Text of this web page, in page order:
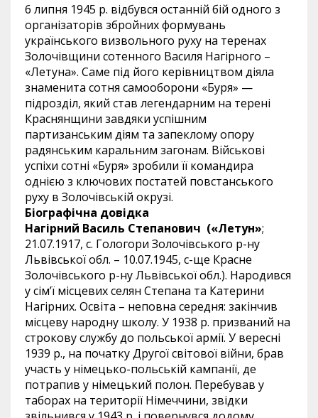
6 липня 1945 р. відбувся останній бій одного з
організаторів збройних формувань
українського визвольного руху на теренах
Золочівщини сотенного Василя Нагірного –
«Летуна». Саме під його керівництвом діяла
знаменита сотня самооборони «Буря» —
підрозділ, який став легендарним на терені
Краснянщини завдяки успішним
партизанським діям та запеклому опору
радянським каральним загонам. Військові
успіхи сотні «Буря» зробили її командира
однією з ключових постатей повстанського
руху в Золочівській окрузі.
Біографічна довідка
Нагірний Василь Степанович («Летун»;
21.07.1917, c. Гологори Золочівського р-ну
Львівської обл. – 10.07.1945, c-ще Красне
Золочівського р-ну Львівської обл.). Народився
у сім’ї місцевих селян Степана та Катерини
Нагірних. Освіта – неповна середня: закінчив
місцеву народну школу. У 1938 р. призваний на
строкову службу до польської армії. У вересні
1939 р., на початку Другої світової війни, брав
участь у німецько-польській кампанії, де
потрапив у німецький полон. Перебував у
таборах на території Німеччини, звідки